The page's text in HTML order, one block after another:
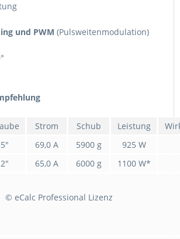
und PWM (Pulsweitenmodulation)
Strom Schub Leistung
69,0 A 5900 g 925 W
65,0 A 6000 g 1100 W*
© eCalc Professional Lizenz